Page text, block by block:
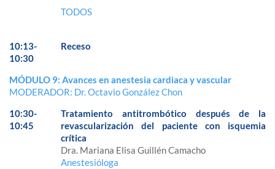
TODOS
10:13-
10:30
Receso
MÓDULO 9: Avances en anestesia cardiaca y vascular
MODERADOR: Dr. Octavio González Chon
10:30-
10:45
Tratamiento antitrombótico después de la
revascularización del paciente con isquemia
crítica
Dra. Mariana Elisa Guillén Camacho
Anestesióloga